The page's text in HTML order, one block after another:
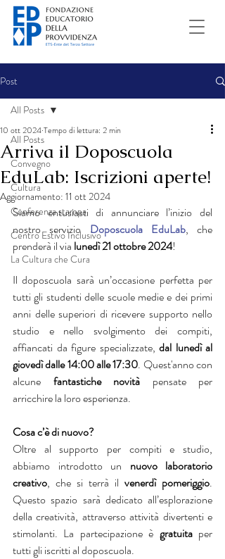
Post
All Posts
Convegno
Cultura
Conferenza stampa
Centro Estivo Inclusivo
La Cultura che Cura
All Posts
Arriva il Doposcuola
EduLab: Iscrizioni aperte!
10 ott 2024Tempo di lettura: 2 min
Aggiornamento: 11 ott 2024
Siamo entusiasti di annunciare l’inizio del
nostro servizio Doposcuola EduLab, che
prenderà il via lunedì 21 ottobre 2024!
Il doposcuola sarà un’occasione perfetta per
tutti gli studenti delle scuole medie e dei primi
anni delle superiori di ricevere supporto nello
studio e nello svolgimento dei compiti,
affiancati da figure specializzate, dal lunedì al
giovedì dalle 14:00 alle 17:30. Quest'anno con
alcune fantastiche novità pensate per
arricchire la loro esperienza.
Cosa c’è di nuovo?
Oltre al supporto per compiti e studio,
abbiamo introdotto un nuovo laboratorio
creativo, che si terrà il venerdì pomeriggio.
Questo spazio sarà dedicato all’esplorazione
della creatività, attraverso attività divertenti e
stimolanti. La partecipazione è gratuita per
tutti gli iscritti al doposcuola.